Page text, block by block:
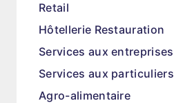
Retail
Hôtellerie Restauration
Services aux entreprises
Services aux particuliers
Agro-alimentaire